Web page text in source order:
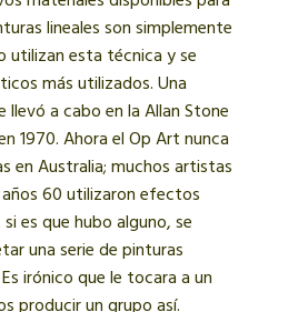
lineales son simplemente
utilizan esta técnica y se
más utilizados. Una
llevó a cabo en la Allan Stone
1970. Ahora el Op Art nunca
en Australia; muchos artistas
60 utilizaron efectos
es que hubo alguno, se
una serie de pinturas
irónico que le tocara a un
producir un grupo así.